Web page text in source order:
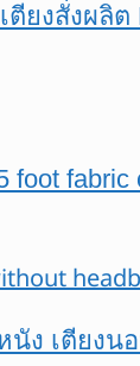
งสั่งผลิต
fabric
เตียงน